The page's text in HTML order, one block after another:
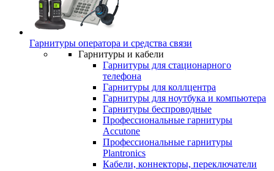
Гарнитуры оператора и средства связи
Гарнитуры и кабели
Гарнитуры для стационарного
телефона
Гарнитуры для коллцентра
Гарнитуры для ноутбука и компьютера
Гарнитуры беспроводные
Профессиональные гарнитуры
Accutone
Профессиональные гарнитуры
Plantronics
Кабели, коннекторы, переключатели